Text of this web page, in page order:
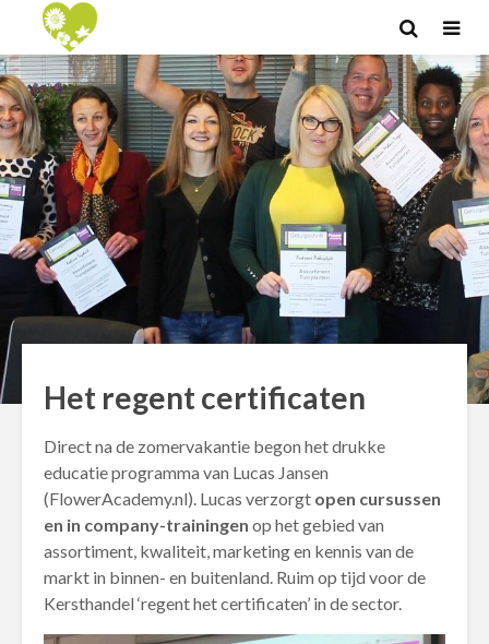
Het regent certificaten
Direct na de zomervakantie begon het drukke
educatie programma van Lucas Jansen
(FlowerAcademy.nl). Lucas verzorgt open cursussen
en in company-trainingen op het gebied van
assortiment, kwaliteit, marketing en kennis van de
markt in binnen- en buitenland. Ruim op tijd voor de
Kersthandel ‘regent het certificaten’ in de sector.